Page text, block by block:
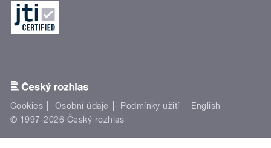
Cookies Osobní údaje Podmínky užití
English
© 1997-2026 Český rozhlas